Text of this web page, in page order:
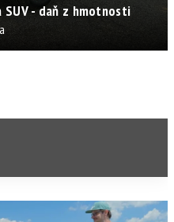
SUV - daň z hmotnosti